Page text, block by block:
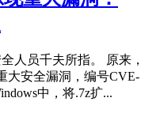
人员千夫所指。 原来，
大安全漏洞，编号CVE-
中，将.7z扩...